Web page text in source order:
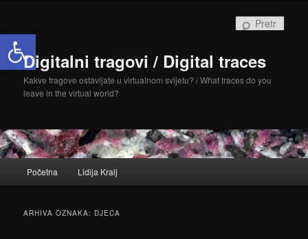
Open toolbar
primarnog
sadržaja
sekundarnog
sadržajaDigitalni tragovi / Digital traces
Kakve tragove ostavljate u virtualnom svijetu? / What traces do you
leave in the virtual world?
izbornik
Početna Lidija Kralj
ARHIVA OZNAKA: DJECA